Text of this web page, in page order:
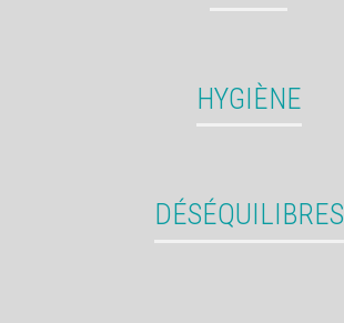
HYGIÈNE
DÉSÉQUILIBRES